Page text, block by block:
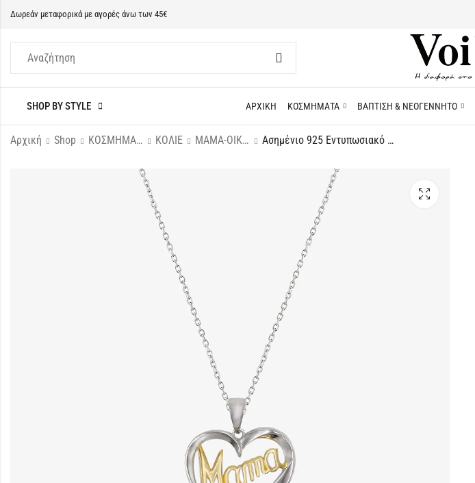
Δωρεάν μεταφορικά με αγορές άνω των 45€
SHOP BY STYLE ΑΡΧΙΚΗ ΚΟΣΜΗΜΑΤΑ ΒΑΠΤΙΣΗ & ΝΕΟΓΕΝΝΗΤΟ
Αρχική Shop ΚΟΣΜΗΜΑΤΑ ΚΟΛΙΕ ΜΑΜΑ-ΟΙΚΟΓΕΝΕΙΕΣ Ασημένιο 925 Εντυπωσιακό Κολιέ Καρδιά Μαμά